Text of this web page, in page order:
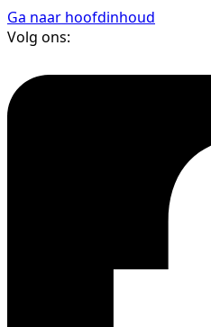
Ga naar hoofdinhoud
Volg ons: